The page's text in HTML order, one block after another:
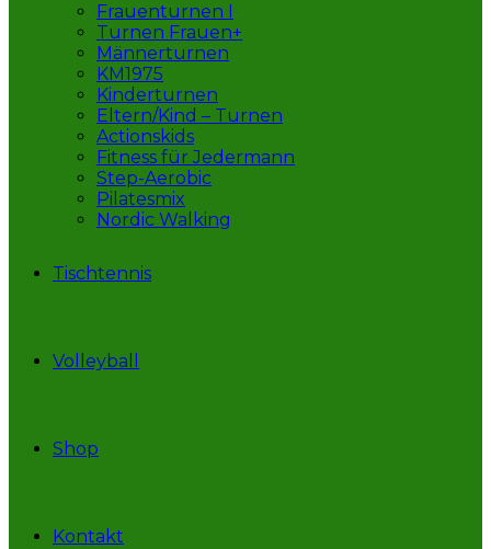
Frauenturnen I
Turnen Frauen+
Männerturnen
KM1975
Kinderturnen
Eltern/Kind – Turnen
Actionskids
Fitness für Jedermann
Step-Aerobic
Pilatesmix
Nordic Walking
Tischtennis
Volleyball
Shop
Kontakt